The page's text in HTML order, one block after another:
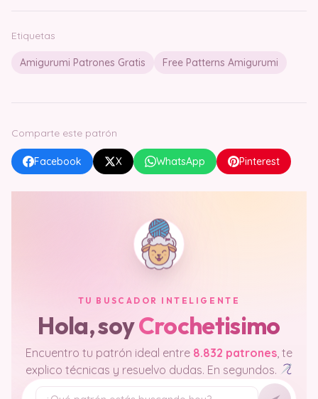
Etiquetas
Amigurumi Patrones Gratis Free Patterns Amigurumi
Comparte este patrón
Facebook X WhatsApp Pinterest
TU BUSCADOR INTELIGENTE
Hola, soyCrochetisimo
Encuentro tu patrón ideal entre 8.832 patrones , te
explico técnicas y resuelvo dudas. En segundos.